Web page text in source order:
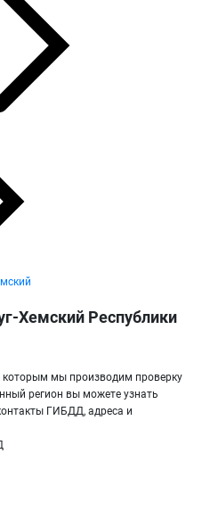
Республики
мы производим проверку
регион вы можете узнать
ГИБДД, адреса и